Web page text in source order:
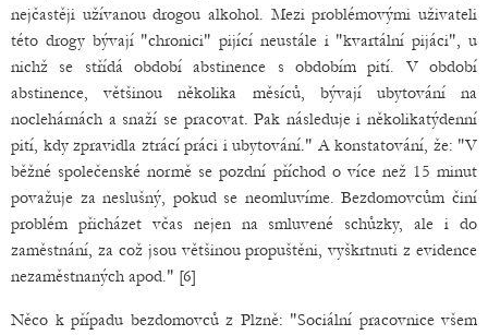
nejčastěji užívanou drogou alkohol. Mezi problémovými uživateli
této drogy bývají "chronici" pijící neustále i "kvartální pijáci", u
nichž se střídá období abstinence s obdobím pití. V období
abstinence, většinou několika měsíců, bývají ubytování na
noclehárnách a snaží se pracovat. Pak následuje i několikatýdenní
pití, kdy zpravidla ztrácí práci i ubytování." A konstatování, že: "V
běžné společenské normě se pozdní příchod o více než 15 minut
považuje za neslušný, pokud se neomluvíme. Bezdomovcům činí
problém přicházet včas nejen na smluvené schůzky, ale i do
zaměstnání, za což jsou většinou propuštěni, vyškrtnuti z evidence
nezaměstnaných apod." [6]
Něco k případu bezdomovců z Plzně: "Sociální pracovnice všem